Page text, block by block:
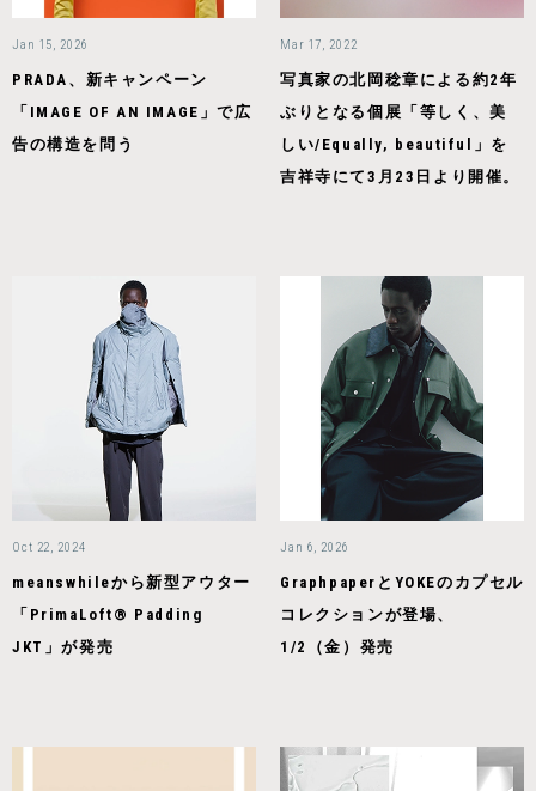
Jan 15, 2026
PRADA、新キャンペーン
「IMAGE OF AN IMAGE」で広
告の構造を問う
Mar 17, 2022
写真家の北岡稔章による約2年
ぶりとなる個展「等しく、美
しい/Equally, beautiful」を
吉祥寺にて3月23日より開催。
Oct 22, 2024
meanswhileから新型アウター
「PrimaLoft® Padding
JKT」が発売
Jan 6, 2026
GraphpaperとYOKEのカプセル
コレクションが登場、
1/2（金）発売